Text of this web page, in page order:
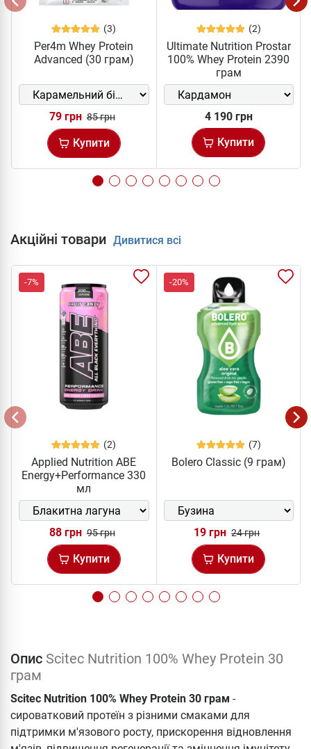
(3)
Per4m Whey Protein
Advanced (30 грам)
79 грн 85 грн
Купити
(2)
Ultimate Nutrition Prostar
100% Whey Protein 2390
грам
4 190 грн
Купити
Акційні товари Дивитися всі
-7%
(2)
Applied Nutrition ABE
Energy+Performance 330
мл
88 грн 95 грн
Купити
-20%
(7)
Bolero Classic (9 грам)
19 грн 24 грн
Купити
Опис Scitec Nutrition 100% Whey Protein 30
грам
Scitec Nutrition 100% Whey Protein 30 грам -
сироватковий протеїн з різними смаками для
підтримки м'язового росту, прискорення відновлення